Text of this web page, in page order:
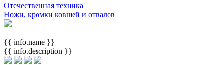
Отечественная техника
Ножи, кромки ковшей и отвалов
{{ info.name }}
{{ info.description }}